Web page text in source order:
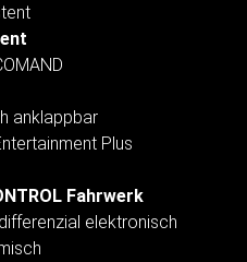
anklappbar
Plus
Fahrwerk
elektronisch